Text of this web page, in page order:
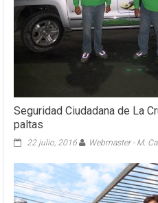
Seguridad Ciudadana de La
paltas
22 julio, 2016 Webmaster - M.